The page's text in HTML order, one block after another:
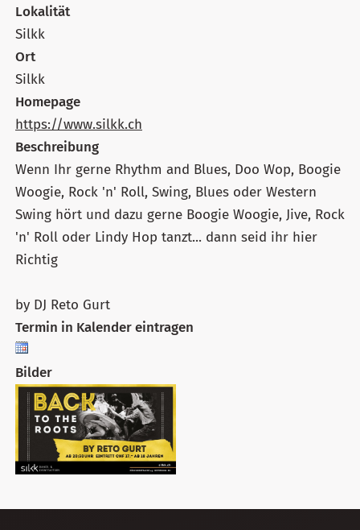
Lokalität
Silkk
Ort
Silkk
Homepage
https://www.silkk.ch
Beschreibung
Wenn Ihr gerne Rhythm and Blues, Doo Wop, Boogie
Woogie, Rock 'n' Roll, Swing, Blues oder Western
Swing hört und dazu gerne Boogie Woogie, Jive, Rock
'n' Roll oder Lindy Hop tanzt... dann seid ihr hier
Richtig
by DJ Reto Gurt
Termin in Kalender eintragen
Bilder